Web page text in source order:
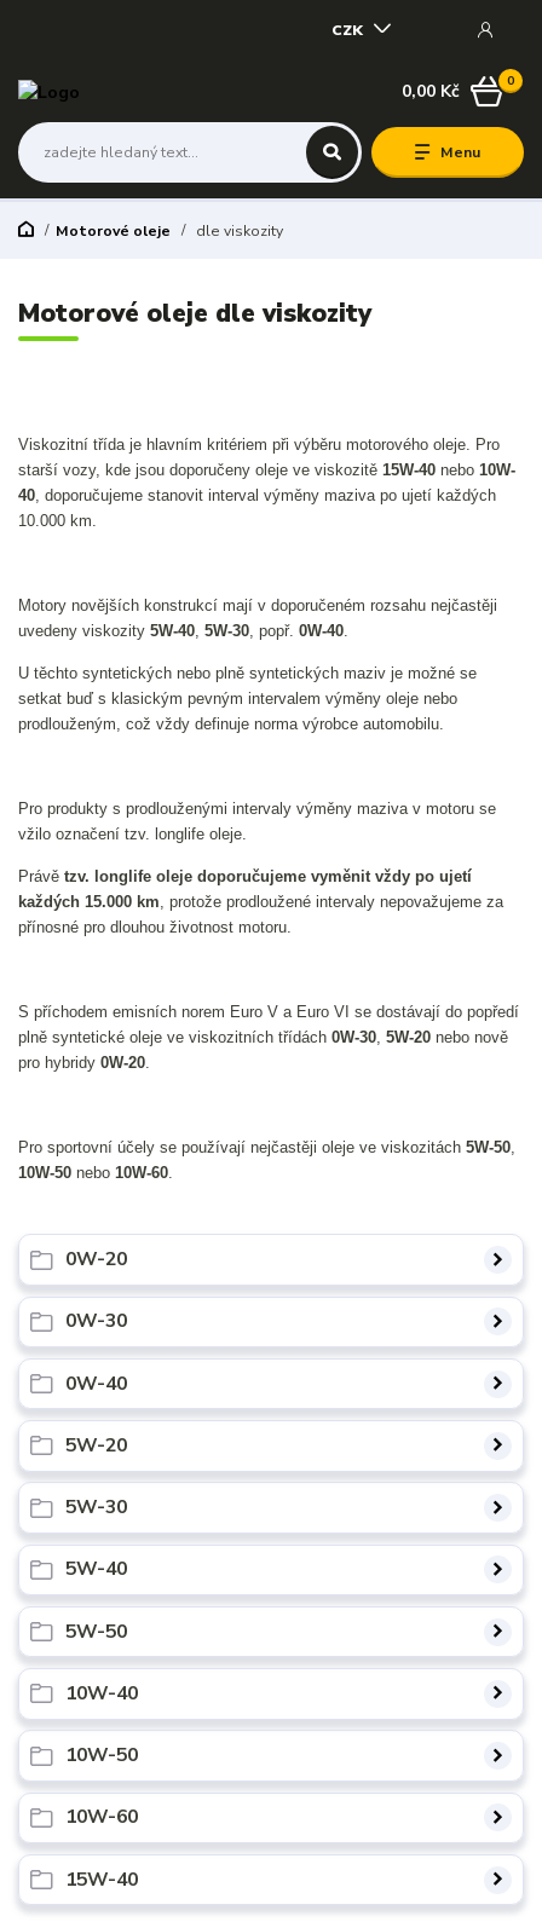
Menu
CZK
0
0,00 Kč
Motorové oleje dle viskozity
Motorové oleje dle viskozity
Viskozitní třída je hlavním kritériem při výběru motorového oleje. Pro
starší vozy, kde jsou doporučeny oleje ve viskozitě 15W-40 nebo 10W-
40, doporučujeme stanovit interval výměny maziva po ujetí každých
10.000 km.
Motory novějších konstrukcí mají v doporučeném rozsahu nejčastěji
uvedeny viskozity 5W-40, 5W-30, popř. 0W-40.
U těchto syntetických nebo plně syntetických maziv je možné se
setkat buď s klasickým pevným intervalem výměny oleje nebo
prodlouženým, což vždy definuje norma výrobce automobilu.
Pro produkty s prodlouženými intervaly výměny maziva v motoru se
vžilo označení tzv. longlife oleje.
Právě tzv. longlife oleje doporučujeme vyměnit vždy po ujetí
každých 15.000 km, protože prodloužené intervaly nepovažujeme za
přínosné pro dlouhou životnost motoru.
S příchodem emisních norem Euro V a Euro VI se dostávají do popředí
plně syntetické oleje ve viskozitních třídách 0W-30, 5W-20 nebo nově
pro hybridy 0W-20.
Pro sportovní účely se používají nejčastěji oleje ve viskozitách 5W-50,
10W-50 nebo 10W-60.
0W-20
0W-30
0W-40
5W-20
5W-30
5W-40
5W-50
10W-40
10W-50
10W-60
15W-40